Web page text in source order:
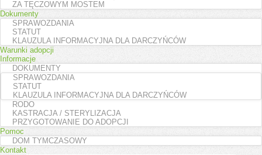
ZA TĘCZOWYM MOSTEM
Dokumenty
SPRAWOZDANIA
STATUT
KLAUZULA INFORMACYJNA DLA DARCZYŃCÓW
Warunki adopcji
Informacje
DOKUMENTY
SPRAWOZDANIA
STATUT
KLAUZULA INFORMACYJNA DLA DARCZYŃCÓW
RODO
KASTRACJA / STERYLIZACJA
PRZYGOTOWANIE DO ADOPCJI
Pomoc
DOM TYMCZASOWY
Kontakt